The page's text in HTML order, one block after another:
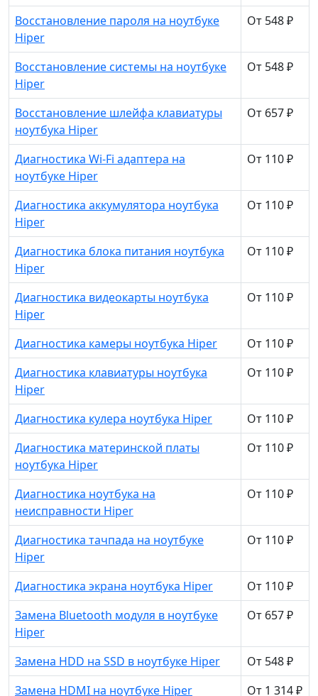
Восстановление пароля на ноутбуке
Hiper
От 548 ₽
Восстановление системы на ноутбуке
Hiper
От 548 ₽
Восстановление шлейфа клавиатуры
ноутбука Hiper
От 657 ₽
Диагностика Wi-Fi адаптера на
ноутбуке Hiper
От 110 ₽
Диагностика аккумулятора ноутбука
Hiper
От 110 ₽
Диагностика блока питания ноутбука
Hiper
От 110 ₽
Диагностика видеокарты ноутбука
Hiper
От 110 ₽
Диагностика камеры ноутбука Hiper
От 110 ₽
Диагностика клавиатуры ноутбука
Hiper
От 110 ₽
Диагностика кулера ноутбука Hiper
От 110 ₽
Диагностика материнской платы
ноутбука Hiper
От 110 ₽
Диагностика ноутбука на
неисправности Hiper
От 110 ₽
Диагностика тачпада на ноутбуке
Hiper
От 110 ₽
Диагностика экрана ноутбука Hiper
От 110 ₽
Замена Bluetooth модуля в ноутбуке
Hiper
От 657 ₽
Замена HDD на SSD в ноутбуке Hiper
От 548 ₽
Замена HDMI на ноутбуке Hiper
От 1 314 ₽